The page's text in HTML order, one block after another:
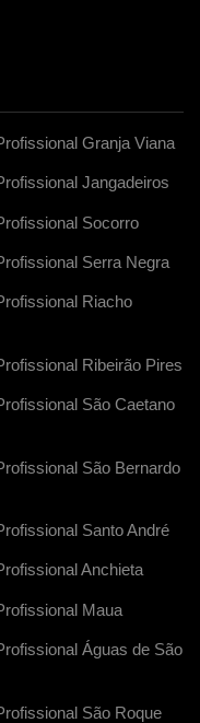
Granja Viana
Jangadeiros
Socorro
Serra Negra
Riacho
Ribeirão Pires
São Caetano
São Bernardo
Santo André
Anchieta
Maua
Águas de São
São Roque